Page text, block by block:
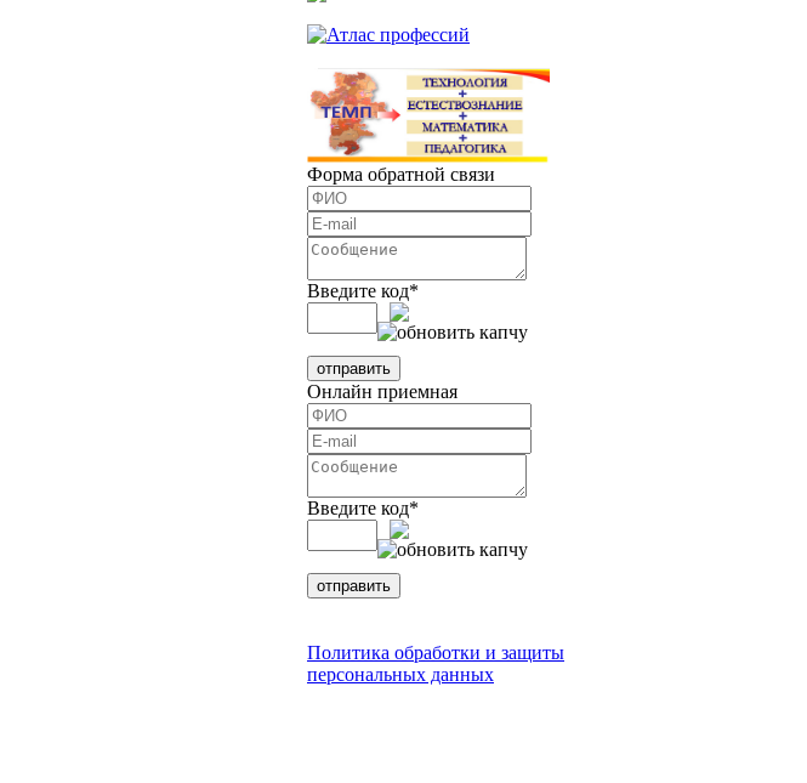
Форма обратной связи
Введите код*
Онлайн приемная
Введите код*
Политика обработки и защиты
персональных данных